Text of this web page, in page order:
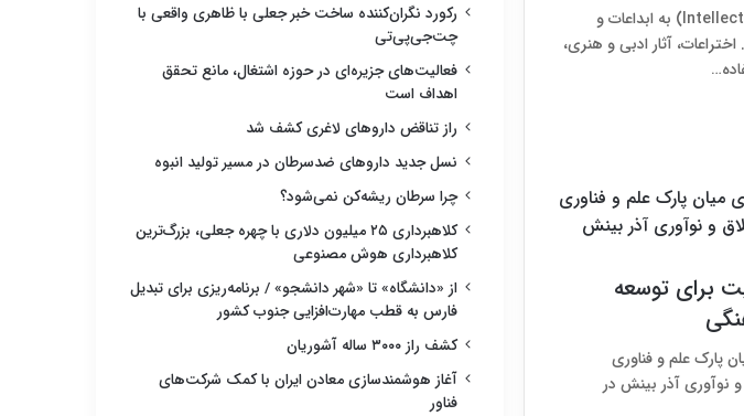
مالکیت فکری(Intellectual Property) به ابداعات و
آثار ادبی و هنری،
میان پارک علم و فناوری
و نوآوری آذر بینش
برای توسعه
پارک علم و فناوری
نوآوری آذر بینش در
رکورد نگران‌کننده ساخت خبر جعلی با ظاهری واقعی با
چت‌جی‌پی‌تی
فعالیت‌های جزیره‌ای در حوزه اشتغال، مانع تحقق
اهداف است
راز تناقض داروهای لاغری کشف شد
نسل جدید داروهای ضدسرطان در مسیر تولید انبوه
چرا سرطان ریشه‌کن نمی‌شود؟
کلاهبرداری ۲۵ میلیون دلاری با چهره جعلی، بزرگ‌ترین
کلاهبرداری هوش مصنوعی
از «دانشگاه» تا «شهر دانشجو» / برنامه‌ریزی برای تبدیل
فارس به قطب مهارت‌افزایی جنوب کشور
کشف راز ۳۰۰۰ ساله آشوریان
آغاز هوشمندسازی معادن ایران با کمک شرکت‌های
فناور